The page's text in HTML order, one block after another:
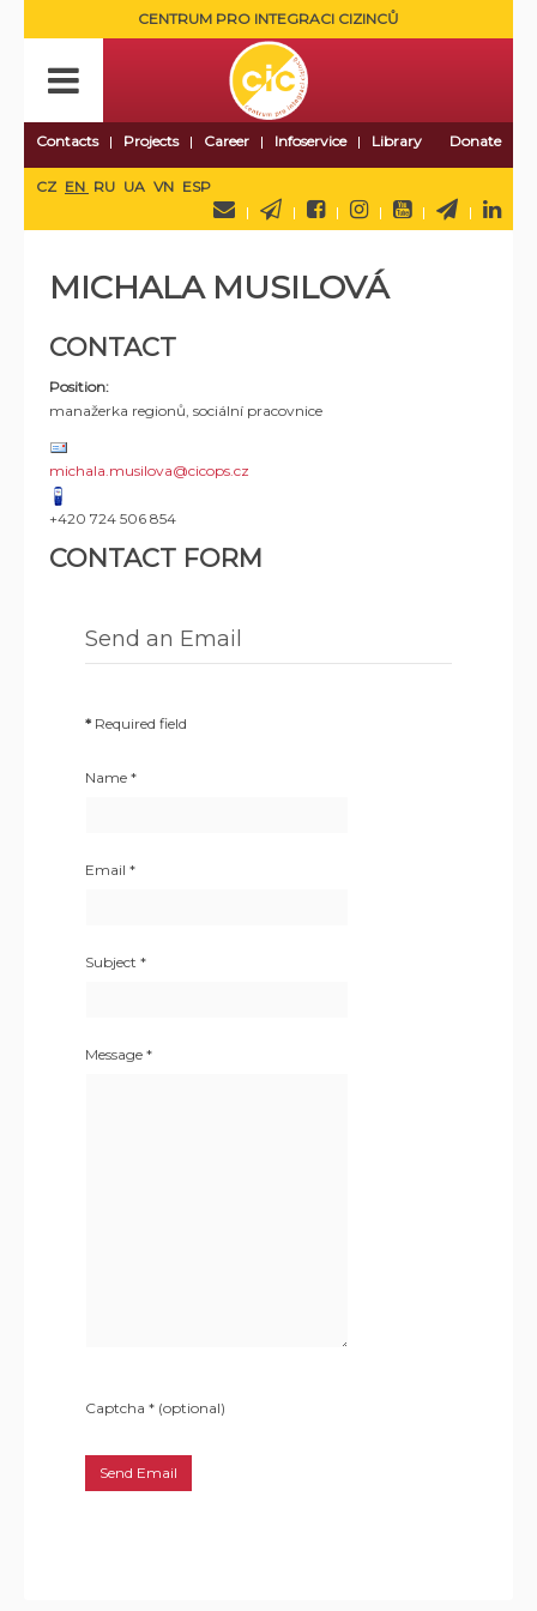
CENTRUM PRO INTEGRACI CIZINCŮ
Contacts Projects Career Infoservice Library Donate
CZ EN RU UA VN ESP
MICHALA MUSILOVÁ
CONTACT
Position:
manažerka regionů, sociální pracovnice
michala.musilova@cicops.cz
+420 724 506 854
CONTACT FORM
Send an Email
* Required field
Name *
Email *
Subject *
Message *
Captcha * (optional)
Send Email